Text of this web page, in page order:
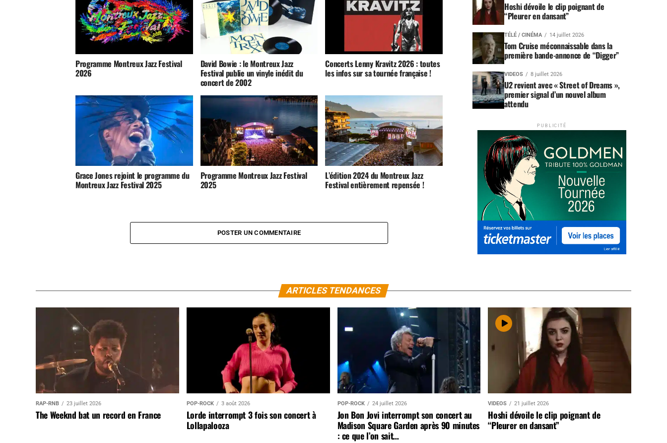
Programme Montreux Jazz Festival
2026
David Bowie : le Montreux Jazz
Festival publie un vinyle inédit du
concert de 2002
Concerts Lenny Kravitz 2026 : toutes
les infos sur sa tournée française !
Grace Jones rejoint le programme du
Montreux Jazz Festival 2025
Programme Montreux Jazz Festival
2025
L’édition 2024 du Montreux Jazz
Festival entièrement repensée !
POSTER UN COMMENTAIRE
Hoshi dévoile le clip poignant de
“Pleurer en dansant”
TÉLÉ / CINÉMA 14 juillet 2026
Tom Cruise méconnaissable dans la
première bande-annonce de “Digger”
VIDEOS 8 juillet 2026
U2 revient avec « Street of Dreams »,
premier signal d’un nouvel album
attendu
PUBLICITÉ
ARTICLES TENDANCES
RAP-RNB 23 juillet 2026
The Weeknd bat un record en France
POP-ROCK 3 août 2026
Lorde interrompt 3 fois son concert à
Lollapalooza
POP-ROCK 24 juillet 2026
Jon Bon Jovi interrompt son concert au
Madison Square Garden après 90 minutes
: ce que l’on sait…
VIDEOS 21 juillet 2026
Hoshi dévoile le clip poignant de
“Pleurer en dansant”